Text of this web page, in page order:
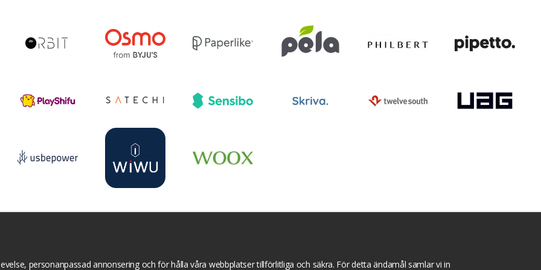
Om cookies
Cookie inställningar
personanpassad annonsering och för hålla våra webbplatser tillförlitliga och säkra. För detta ändamål samlar vi in